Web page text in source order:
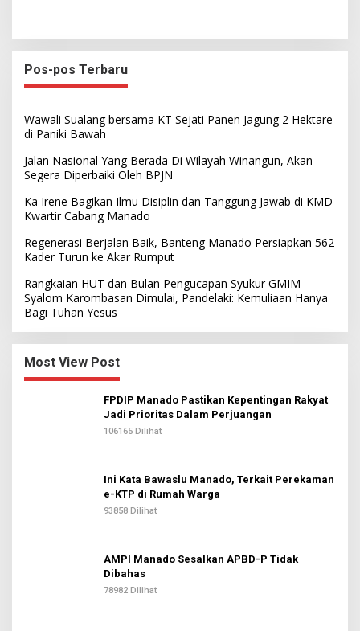
Pos-pos Terbaru
Wawali Sualang bersama KT Sejati Panen Jagung 2 Hektare
di Paniki Bawah
Jalan Nasional Yang Berada Di Wilayah Winangun, Akan
Segera Diperbaiki Oleh BPJN
Ka Irene Bagikan Ilmu Disiplin dan Tanggung Jawab di KMD
Kwartir Cabang Manado
Regenerasi Berjalan Baik, Banteng Manado Persiapkan 562
Kader Turun ke Akar Rumput
Rangkaian HUT dan Bulan Pengucapan Syukur GMIM
Syalom Karombasan Dimulai, Pandelaki: Kemuliaan Hanya
Bagi Tuhan Yesus
Most View Post
FPDIP Manado Pastikan Kepentingan Rakyat
Jadi Prioritas Dalam Perjuangan
106165 Dilihat
Ini Kata Bawaslu Manado, Terkait Perekaman
e-KTP di Rumah Warga
93858 Dilihat
AMPI Manado Sesalkan APBD-P Tidak
Dibahas
78982 Dilihat